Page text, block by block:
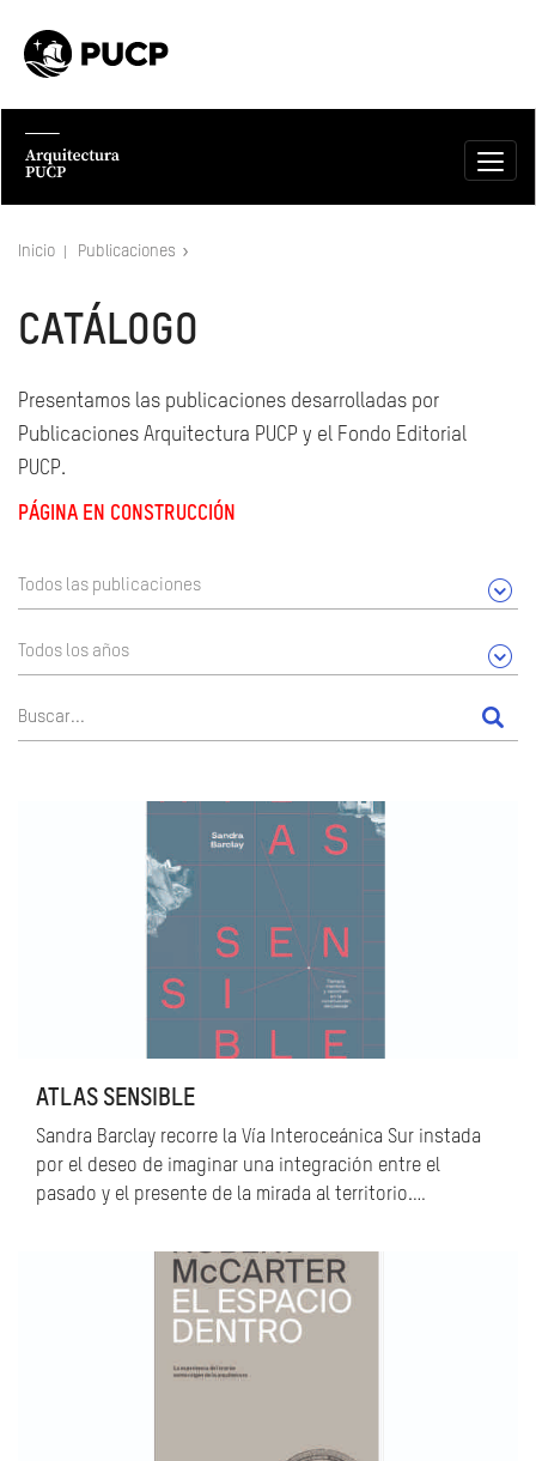
Inicio Publicaciones
CATÁLOGO
Presentamos las publicaciones desarrolladas por
Publicaciones Arquitectura PUCP y el Fondo Editorial
PUCP.
PÁGINA EN CONSTRUCCIÓN
Todos las publicaciones
Todos los años
ATLAS SENSIBLE
Sandra Barclay recorre la Vía Interoceánica Sur instada
por el deseo de imaginar una integración entre el
pasado y el presente de la mirada al territorio.…